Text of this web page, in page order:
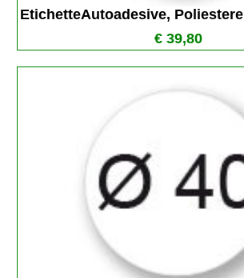
EtichetteAutoadesive,
€ 39,80